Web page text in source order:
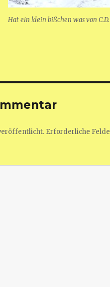
Hat ein klein bißchen was von
Erforderliche